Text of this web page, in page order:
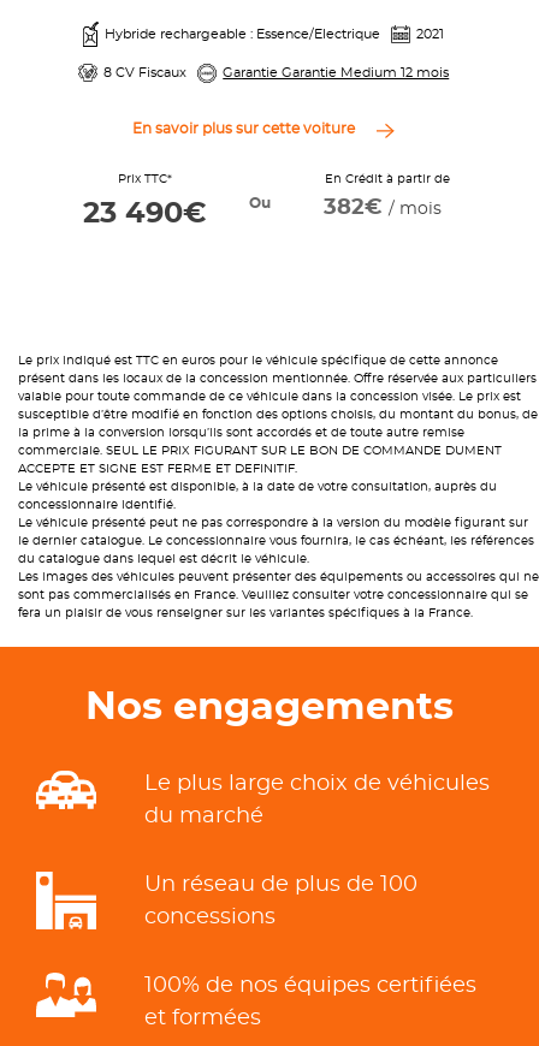
Hybride rechargeable : Essence/Electrique 2021
8 CV Fiscaux Garantie Garantie Medium 12 mois
En savoir plus sur cette voiture
Prix TTC*
23 490€ Ou
En Crédit à partir de
382€/ mois
Le prix indiqué est TTC en euros pour le véhicule spécifique de cette annonce
présent dans les locaux de la concession mentionnée. Offre réservée aux particuliers
valable pour toute commande de ce véhicule dans la concession visée. Le prix est
susceptible d’être modifié en fonction des options choisis, du montant du bonus, de
la prime à la conversion lorsqu’ils sont accordés et de toute autre remise
commerciale. SEUL LE PRIX FIGURANT SUR LE BON DE COMMANDE DUMENT
ACCEPTE ET SIGNE EST FERME ET DEFINITIF.
Le véhicule présenté est disponible, à la date de votre consultation, auprès du
concessionnaire identifié.
Le véhicule présenté peut ne pas correspondre à la version du modèle figurant sur
le dernier catalogue. Le concessionnaire vous fournira, le cas échéant, les références
du catalogue dans lequel est décrit le véhicule.
Les images des véhicules peuvent présenter des équipements ou accessoires qui ne
sont pas commercialisés en France. Veuillez consulter votre concessionnaire qui se
fera un plaisir de vous renseigner sur les variantes spécifiques à la France.
Nos engagements
Le plus large choix de véhicules
du marché
Un réseau de plus de 100
concessions
100% de nos équipes certifiées
et formées